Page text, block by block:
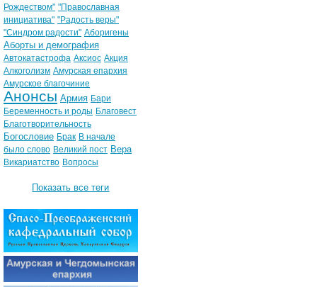
Рождеством" "Православная
инициатива" "Радость веры"
"Синдром радости" Аборигены
Аборты и демография
Автокатастрофа Аксиос Акция
Алкоголизм Амурская епархия
Амурское благочиние
Анонсы Армия Бари
Беременность и роды Благовест
Благотворительность
Богословие Брак В начале
было слово Великий пост Вера
Викариатство Вопросы
Показать все теги